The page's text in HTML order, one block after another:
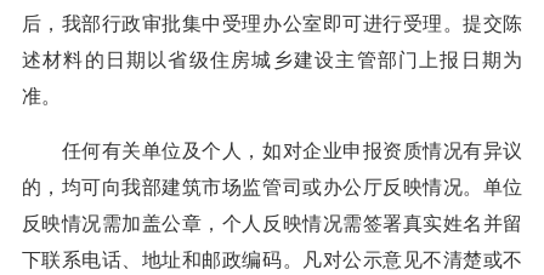
后，我部行政审批集中受理办公室即可进行受理。提交陈
述材料的日期以省级住房城乡建设主管部门上报日期为
准。
任何有关单位及个人，如对企业申报资质情况有异议
的，均可向我部建筑市场监管司或办公厅反映情况。单位
反映情况需加盖公章，个人反映情况需签署真实姓名并留
下联系电话、地址和邮政编码。凡对公示意见不清楚或不